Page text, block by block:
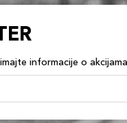
informacije o